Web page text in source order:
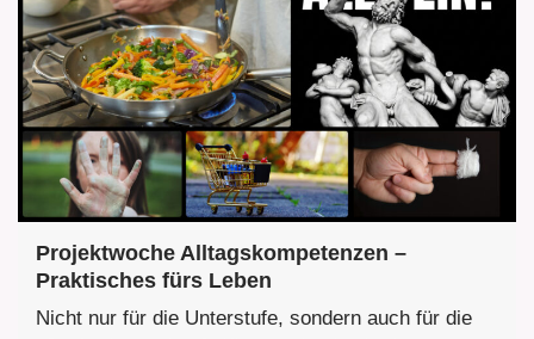
Projektwoche Alltagskompetenzen –
Praktisches fürs Leben
Nicht nur für die Unterstufe, sondern auch für die